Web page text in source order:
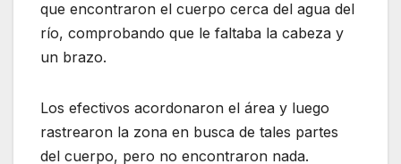
que encontraron el cuerpo cerca del agua del
río, comprobando que le faltaba la cabeza y
un brazo.
Los efectivos acordonaron el área y luego
rastrearon la zona en busca de tales partes
del cuerpo, pero no encontraron nada.